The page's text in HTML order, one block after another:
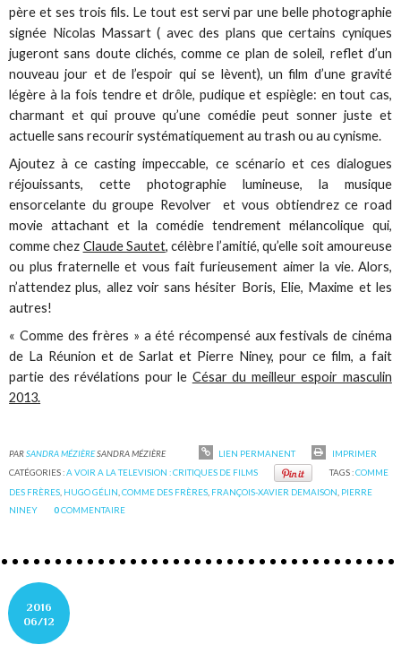
père et ses trois fils. Le tout est servi par une belle photographie
signée Nicolas Massart ( avec des plans que certains cyniques
jugeront sans doute clichés, comme ce plan de soleil, reflet d’un
nouveau jour et de l’espoir qui se lèvent), un film d’une gravité
légère à la fois tendre et drôle, pudique et espiègle: en tout cas,
charmant et qui prouve qu’une comédie peut sonner juste et
actuelle sans recourir systématiquement au trash ou au cynisme.
Ajoutez à ce casting impeccable, ce scénario et ces dialogues
réjouissants, cette photographie lumineuse, la musique
ensorcelante du groupe Revolver et vous obtiendrez ce road
movie attachant et la comédie tendrement mélancolique qui,
comme chez Claude Sautet, célèbre l’amitié, qu’elle soit amoureuse
ou plus fraternelle et vous fait furieusement aimer la vie. Alors,
n’attendez plus, allez voir sans hésiter Boris, Elie, Maxime et les
autres!
« Comme des frères » a été récompensé aux festivals de cinéma
de La Réunion et de Sarlat et Pierre Niney, pour ce film, a fait
partie des révélations pour le César du meilleur espoir masculin
2013.
PARSANDRA MÉZIÈRESANDRA MÉZIÈRE LIEN PERMANENT
IMPRIMER
CATÉGORIES :A VOIR A LA TELEVISION : CRITIQUES DE FILMS TAGS :COMME
DES FRÈRES HUGO GÉLIN ,COMME DES FRÈRES FRANÇOIS-XAVIER DEMAISON PIERRE
NINEY
0COMMENTAIRE
2016
06/12